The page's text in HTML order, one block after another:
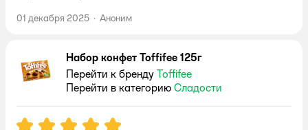
01 декабря 2025 · Аноним
Набор конфет Toffifee 125г
Перейти к бренду Toffifee
Перейти в категорию Сладости
Рейтинг:5